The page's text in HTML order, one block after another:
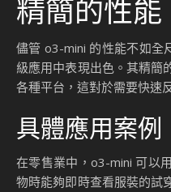
精簡的性能
儘管 o3-mini 的性能不如全
級應用中表現出色。其精簡
各種平台，這對於需要快速
具體應用案例
在零售業中，o3-mini 可以
物時能夠即時查看服裝的試